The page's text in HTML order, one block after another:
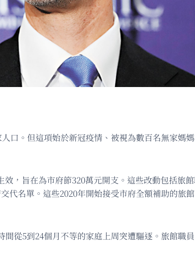
口。但這項始於新冠疫情、被視為數百名無家媽
效，旨在為市府節320萬元開支。這些改動包括
代名單。這些2020年開始接受市府全額補助的旅
從5到24個月不等的家庭上周突遭驅逐。旅館職